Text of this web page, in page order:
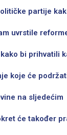
partije
uvrstile
bi prihvatili
koje će
na sljedećim
će također